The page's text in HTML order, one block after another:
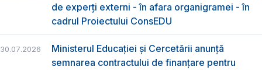
de experți externi - în afara organigramei - în
cadrul Proiectului ConsEDU
30.07.2026
Ministerul Educației și Cercetării anunță
semnarea contractului de finanțare pentru